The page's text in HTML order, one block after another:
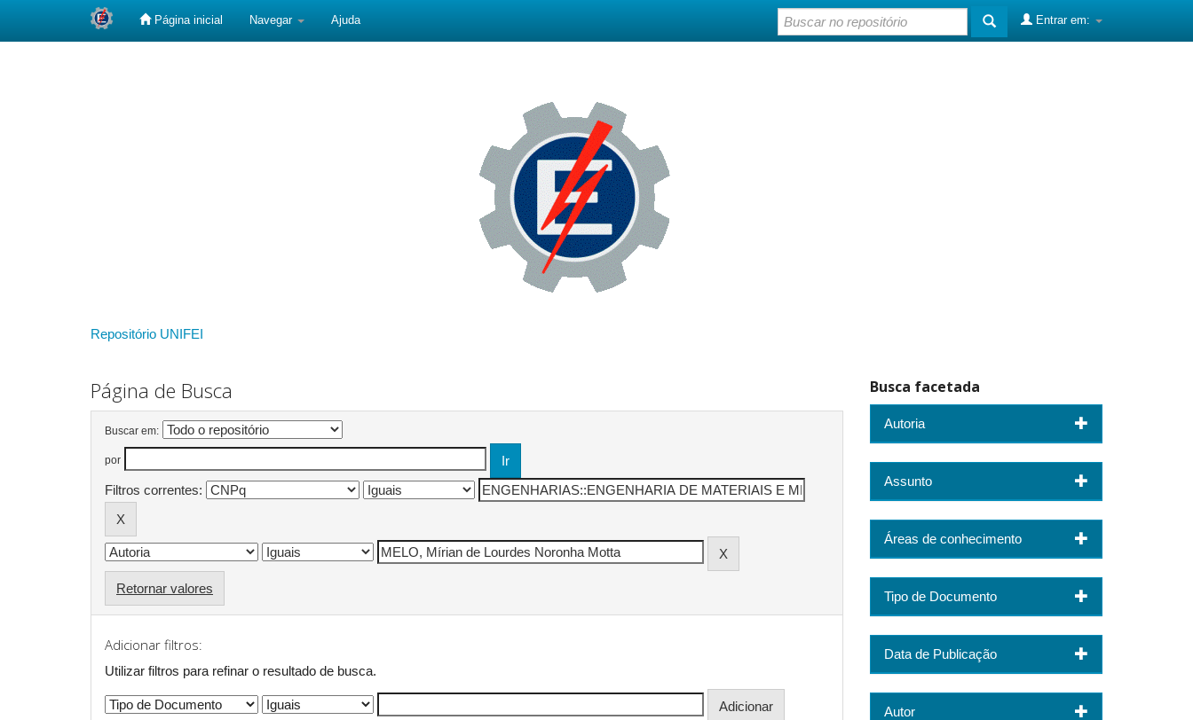
Página inicial Navegar Ajuda Entrar em:
Repositório UNIFEI
Página de Busca
Buscar em:
por
Filtros correntes:
Retornar valores
Adicionar filtros:
Utilizar filtros para refinar o resultado de busca.
Busca facetada
Autoria
Assunto
Áreas de conhecimento
Tipo de Documento
Data de Publicação
Autor